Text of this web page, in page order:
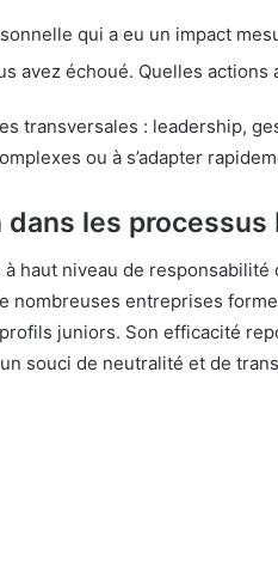
qui a eu un impact
avez échoué. Quelles
transversales : leadership,
ou à s’adapter
les processus
haut niveau de
nombreuses entreprises
juniors. Son efficacité
souci de neutralité et de